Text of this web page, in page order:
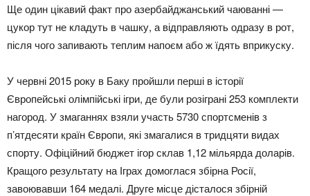
Ще один цікавий факт про азербайджанський чаюванні —
цукор тут не кладуть в чашку, а відправляють одразу в рот,
після чого запивають теплим напоєм або ж їдять вприкуску.
У червні 2015 року в Баку пройшли перші в історії
Європейські олімпійські ігри, де були розіграні 253 комплекти
нагород. У змаганнях взяли участь 5730 спортсменів з
п’ятдесяти країн Європи, які змагалися в тридцяти видах
спорту. Офіційний бюджет ігор склав 1,12 мільярда доларів.
Кращого результату на Іграх домоглася збірна Росії,
завоювавши 164 медалі. Друге місце дісталося збірній